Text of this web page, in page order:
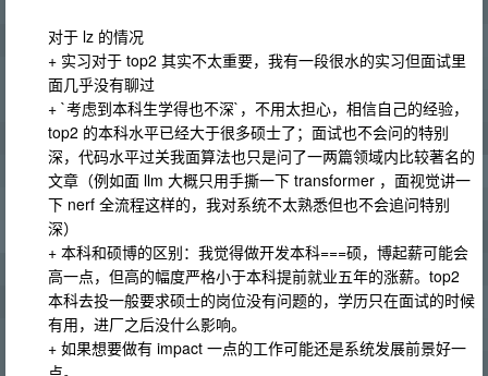
对于 lz 的情况
+ 实习对于 top2 其实不太重要，我有一段很水的实习但面试里
面几乎没有聊过
+ `考虑到本科生学得也不深`，不用太担心，相信自己的经验，
top2 的本科水平已经大于很多硕士了；面试也不会问的特别
深，代码水平过关我面算法也只是问了一两篇领域内比较著名的
文章（例如面 llm 大概只用手撕一下 transformer ，面视觉讲一
下 nerf 全流程这样的，我对系统不太熟悉但也不会追问特别
深）
+ 本科和硕博的区别：我觉得做开发本科===硕，博起薪可能会
高一点，但高的幅度严格小于本科提前就业五年的涨薪。top2
本科去投一般要求硕士的岗位没有问题的，学历只在面试的时候
有用，进厂之后没什么影响。
+ 如果想要做有 impact 一点的工作可能还是系统发展前景好一
点。